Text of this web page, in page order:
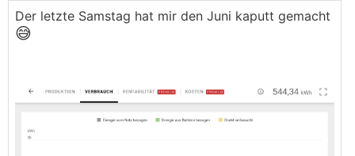
Der letzte Samstag hat mir den Juni kaputt gemacht
😅